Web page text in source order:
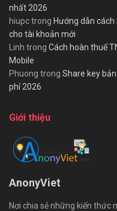
nhất 2026
hiupctrong Hướng dẫn cách
cho tài khoản mới
Linh trong Cách hoàn thuế
Mobile
Phuong trong Share key
phí 2026
Giới thiệu
AnonyViet
Nơi chia sẻ những kiến thức